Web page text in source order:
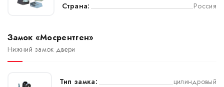
Страна:
Россия
Замок «Мосрентген»
Нижний замок двери
Тип замка:
цилиндровый